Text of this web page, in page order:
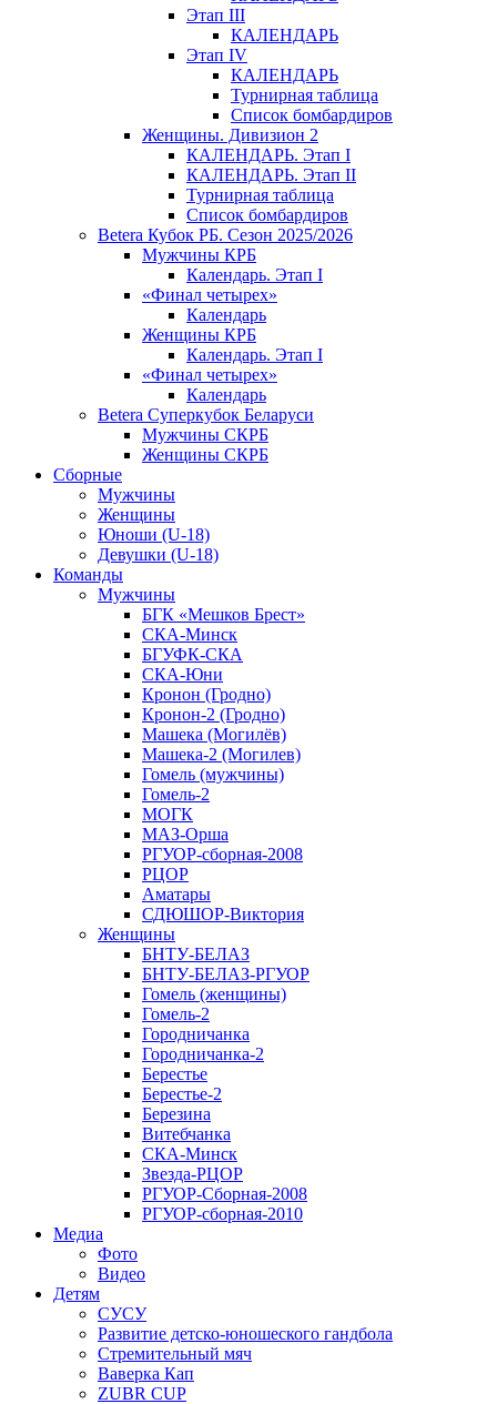
Этап III
КАЛЕНДАРЬ
Этап IV
КАЛЕНДАРЬ
Турнирная таблица
Список бомбардиров
Женщины. Дивизион 2
КАЛЕНДАРЬ. Этап I
КАЛЕНДАРЬ. Этап II
Турнирная таблица
Список бомбардиров
Betera Кубок РБ. Сезон 2025/2026
Мужчины КРБ
Календарь. Этап I
«Финал четырех»
Календарь
Женщины КРБ
Календарь. Этап I
«Финал четырех»
Календарь
Betera Суперкубок Беларуси
Мужчины СКРБ
Женщины СКРБ
Сборные
Мужчины
Женщины
Юноши (U-18)
Девушки (U-18)
Команды
Мужчины
БГК «Мешков Брест»
СКА-Минск
БГУФК-СКА
СКА-Юни
Кронон (Гродно)
Кронон-2 (Гродно)
Машека (Могилёв)
Машека-2 (Могилев)
Гомель (мужчины)
Гомель-2
МОГК
МАЗ-Орша
РГУОР-сборная-2008
РЦОР
Аматары
СДЮШОР-Виктория
Женщины
БНТУ-БЕЛАЗ
БНТУ-БЕЛАЗ-РГУОР
Гомель (женщины)
Гомель-2
Городничанка
Городничанка-2
Берестье
Берестье-2
Березина
Витебчанка
СКА-Минск
Звезда-РЦОР
РГУОР-Сборная-2008
РГУОР-сборная-2010
Медиа
Фото
Видео
Детям
СУСУ
Развитие детско-юношеского гандбола
Стремительный мяч
Ваверка Кап
ZUBR CUP